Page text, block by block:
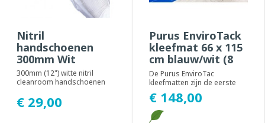
Nitril
handschoenen
300mm Wit
300mm (12") witte nitril
cleanroom handschoenen
tegen uiteenlope...
€ 29,00
Purus EnviroTack
kleefmat 66 x 115
cm blauw/wit (8
stuks)
De Purus EnviroTac
kleefmatten zijn de eerste
vervuilingsbestrijdingsproducten
ter wereld ...
€ 148,00